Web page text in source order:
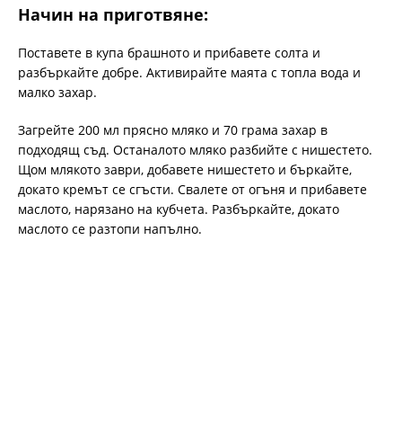
Начин на приготвяне:
Поставете в купа брашното и прибавете солта и
разбъркайте добре. Активирайте маята с топла вода и
малко захар.
Загрейте 200 мл прясно мляко и 70 грама захар в
подходящ съд. Останалото мляко разбийте с нишестето.
Щом млякото заври, добавете нишестето и бъркайте,
докато кремът се сгъсти. Свалете от огъня и прибавете
маслото, нарязано на кубчета. Разбъркайте, докато
маслото се разтопи напълно.